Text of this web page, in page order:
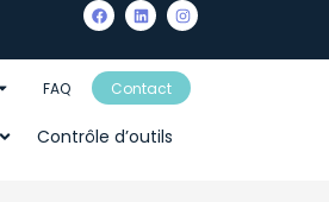
FAQ Contact
Contrôle d’outils